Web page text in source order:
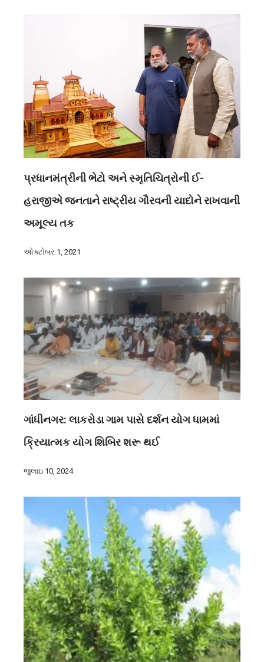
પ્રધાનમંત્રીની ભેટો અને સ્મૃતિચિત્રોની ઈ-
હરાજીએ જનતાને રાષ્ટ્રીય ગૌરવની યાદોને રાખવાની
અમૂલ્ય તક
ઓક્ટોબર 1, 2021
ગાંધીનગર: લાકરોડા ગામ પાસે દર્શન યોગ ધામમાં
ક્રિયાત્મક યોગ શિબિર શરૂ થઈ
જુલાઇ 10, 2024